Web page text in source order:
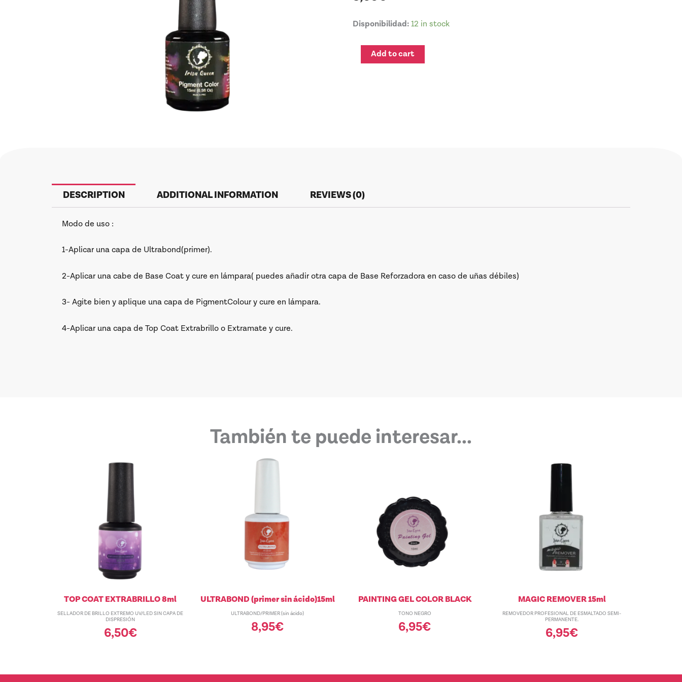
Disponibilidad: 12 in stock
PIGMENT
LILA
Add to cart
DESCRIPTION ADDITIONAL INFORMATION REVIEWS (0)
Modo de uso :
1-Aplicar una capa de Ultrabond(primer).
2-Aplicar una cabe de Base Coat y cure en lámpara( puedes añadir otra capa de Base Reforzadora en caso de uñas débiles)
3- Agite bien y aplique una capa de PigmentColour y cure en lámpara.
4-Aplicar una capa de Top Coat Extrabrillo o Extramate y cure.
También te puede interesar...
TOP COAT EXTRABRILLO 8ml
SELLADOR DE BRILLO EXTREMO UV/LED SIN CAPA DE
DISPRESIÓN
6,50€
ULTRABOND (primer sin ácido)15ml
ULTRABOND/PRIMER (sin ácido)
8,95€
PAINTING GEL COLOR BLACK
TONO NEGRO
6,95€
MAGIC REMOVER 15ml
REMOVEDOR PROFESIONAL DE ESMALTADO SEMI-
PERMANENTE.
6,95€